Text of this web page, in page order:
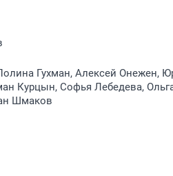
Гухман, Алексей Онежен,
Курцын, Софья Лебедева,
Шмаков